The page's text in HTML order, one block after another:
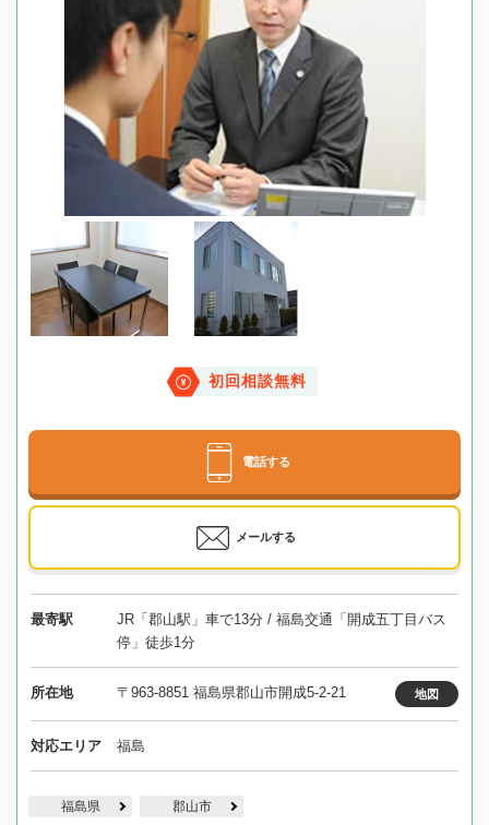
初回相談無料
電話する
メールする
最寄駅
JR「郡山駅」車で13分 / 福島交通「開成五丁目バス
停」徒歩1分
所在地 〒963-8851 福島県郡山市開成5-2-21 地図
対応エリア 福島
福島県 郡山市